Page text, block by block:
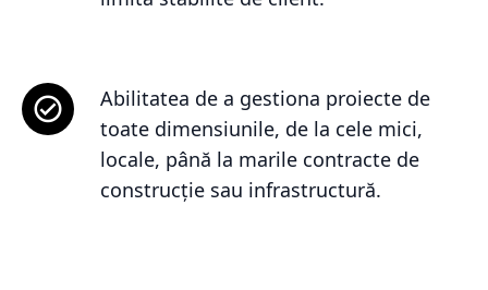
Abilitatea de a gestiona proiecte de
toate dimensiunile, de la cele mici,
locale, până la marile contracte de
construcție sau infrastructură.